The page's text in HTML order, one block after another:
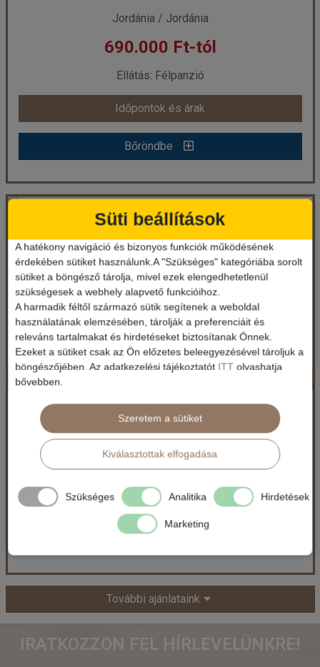
már 609.667 Ft-tól
Időpontok és árak
Bőröndbe
Jordánia / Jordánia
690.000 Ft-tól
Ellátás: Félpanzió
Időpontok és árak
Bőröndbe
Jordánia legszebb tájai és műemlékei
Ország:Jordánia
Város:Amman
Utazás módja:Repülővel
Ellátás:
Félpanzió
Szálláskategória:Hotel
Szobatípus:Kétágyas (franciaágyas) szoba felnőtt pótággyal
Időtartam:7 éj
már 690.000 Ft-tól
Időpontok és árak
Bőröndbe
Szilveszter Jordániában - a csillagok alatt
850.000 Ft-tól
Ellátás: Félpanzió
Időpontok és árak
Bőröndbe
Szilveszter Jordániában - a csillagok alatt
Ország:
Jordánia
Város:Amman
További ajánlataink
IRATKOZZON FEL HÍRLEVELÜNKRE!
Süti beállítások
A hatékony navigáció és bizonyos funkciók működésének
érdekében sütiket használunk.A "Szükséges" kategóriába sorolt
sütiket a böngésző tárolja, mivel ezek elengedhetetlenül
szükségesek a webhely alapvető funkcióihoz.
A harmadik féltől származó sütik segítenek a weboldal
használatának elemzésében, tárolják a preferenciáit és
releváns tartalmakat és hirdetéseket biztosítanak Önnek.
Ezeket a sütiket csak az Ön előzetes beleegyezésével tároljuk a
böngészőjében. Az adatkezelési tájékoztatót ITT olvashatja
bővebben.
Szeretem a sütiket
Kiválasztottak elfogadása
Szükséges Analitika Hirdetések
Marketing